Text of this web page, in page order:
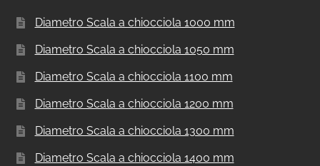
Diametro Scala a chiocciola 1000 mm
Diametro Scala a chiocciola 1050 mm
Diametro Scala a chiocciola 1100 mm
Diametro Scala a chiocciola 1200 mm
Diametro Scala a chiocciola 1300 mm
Diametro Scala a chiocciola 1400 mm